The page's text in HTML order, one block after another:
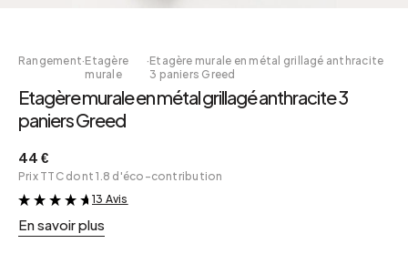
Rangement·Etagère
murale
·Etagère murale en métal grillagé anthracite
3 paniers Greed
Etagère murale en métal grillagé anthracite 3
paniers Greed
44 €
Prix TTC dont 1.8 d'éco-contribution
&
13 Avis
En savoir plus